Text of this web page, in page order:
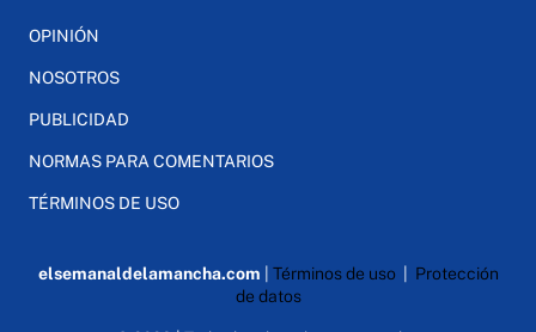
OPINIÓN
NOSOTROS
PUBLICIDAD
NORMAS PARA COMENTARIOS
TÉRMINOS DE USO
elsemanaldelamancha.com Términos de uso| Protección
de datos